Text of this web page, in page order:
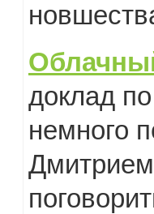
доклад
немного